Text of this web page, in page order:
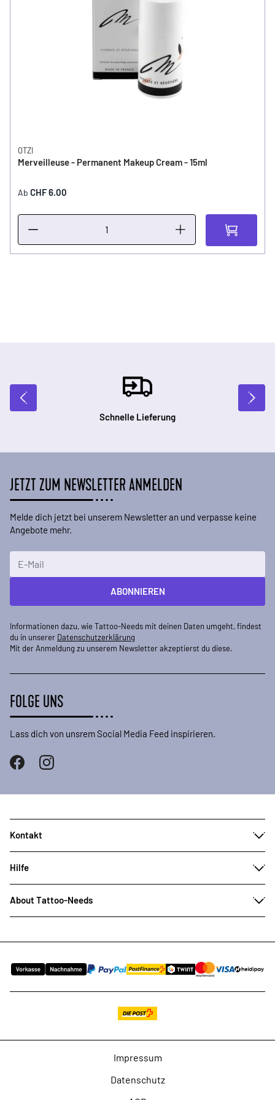
OTZI
Merveilleuse - Permanent Makeup Cream - 15ml
Ab CHF 6.00
Schnelle Lieferung
JETZT ZUM NEWSLETTER ANMELDEN
Melde dich jetzt bei unserem Newsletter an und verpasse keine
Angebote mehr.
ABONNIEREN
Informationen dazu, wie Tattoo-Needs mit deinen Daten umgeht, findest
du in unserer Datenschutzerklärung
Mit der Anmeldung zu unserem Newsletter akzeptierst du diese.
FOLGE UNS
Lass dich von unsrem Social Media Feed inspirieren.
Kontakt
Hilfe
About Tattoo-Needs
Impressum
Datenschutz